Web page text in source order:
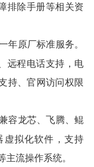
排除手册等相关资
年原厂标准服务。
远程电话支持，电
持、官网访问权限
容龙芯、飞腾、鲲
虚拟化软件，支持
主流操作系统。